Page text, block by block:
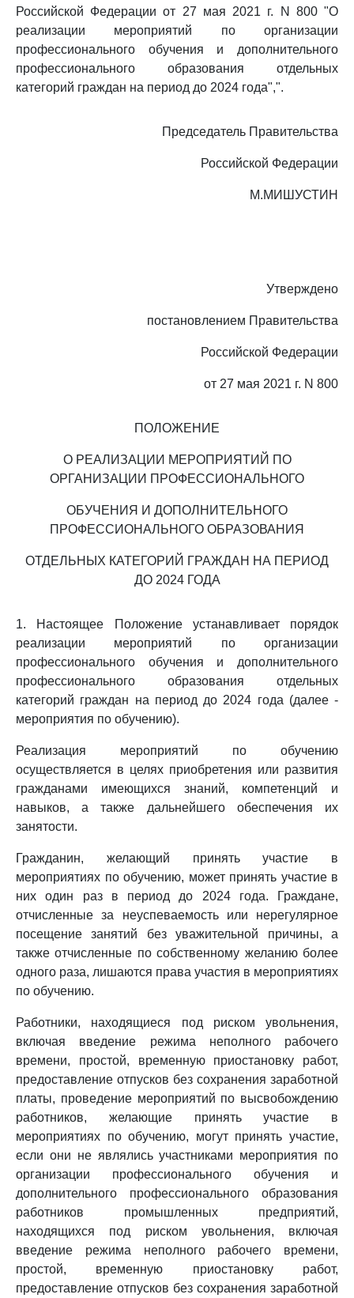
Российской Федерации от 27 мая 2021 г. N 800 "О
реализации мероприятий по организации
профессионального обучения и дополнительного
профессионального образования отдельных
категорий граждан на период до 2024 года",".
Председатель Правительства
Российской Федерации
М.МИШУСТИН
Утверждено
постановлением Правительства
Российской Федерации
от 27 мая 2021 г. N 800
ПОЛОЖЕНИЕ
О РЕАЛИЗАЦИИ МЕРОПРИЯТИЙ ПО
ОРГАНИЗАЦИИ ПРОФЕССИОНАЛЬНОГО
ОБУЧЕНИЯ И ДОПОЛНИТЕЛЬНОГО
ПРОФЕССИОНАЛЬНОГО ОБРАЗОВАНИЯ
ОТДЕЛЬНЫХ КАТЕГОРИЙ ГРАЖДАН НА ПЕРИОД
ДО 2024 ГОДА
1. Настоящее Положение устанавливает порядок
реализации мероприятий по организации
профессионального обучения и дополнительного
профессионального образования отдельных
категорий граждан на период до 2024 года (далее -
мероприятия по обучению).
Реализация мероприятий по обучению
осуществляется в целях приобретения или развития
гражданами имеющихся знаний, компетенций и
навыков, а также дальнейшего обеспечения их
занятости.
Гражданин, желающий принять участие в
мероприятиях по обучению, может принять участие в
них один раз в период до 2024 года. Граждане,
отчисленные за неуспеваемость или нерегулярное
посещение занятий без уважительной причины, а
также отчисленные по собственному желанию более
одного раза, лишаются права участия в мероприятиях
по обучению.
Работники, находящиеся под риском увольнения,
включая введение режима неполного рабочего
времени, простой, временную приостановку работ,
предоставление отпусков без сохранения заработной
платы, проведение мероприятий по высвобождению
работников, желающие принять участие в
мероприятиях по обучению, могут принять участие,
если они не являлись участниками мероприятия по
организации профессионального обучения и
дополнительного профессионального образования
работников промышленных предприятий,
находящихся под риском увольнения, включая
введение режима неполного рабочего времени,
простой, временную приостановку работ,
предоставление отпусков без сохранения заработной